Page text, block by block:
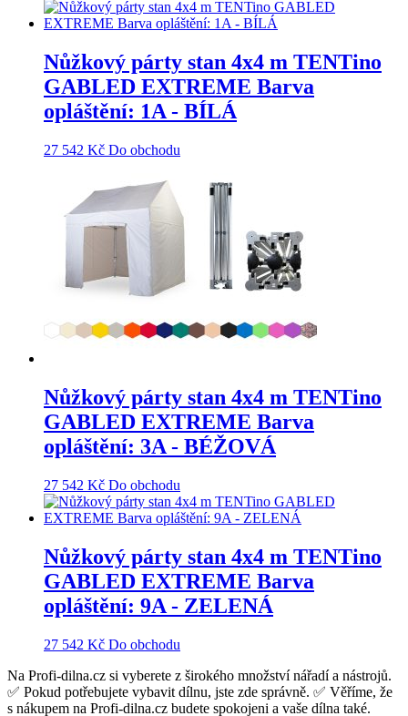
Nůžkový párty stan 4x4 m TENTino
GABLED EXTREME Barva
opláštění: 1A - BÍLÁ
27 542 Kč Do obchodu
Nůžkový párty stan 4x4 m TENTino
GABLED EXTREME Barva
opláštění: 3A - BÉŽOVÁ
27 542 Kč Do obchodu
Nůžkový párty stan 4x4 m TENTino
GABLED EXTREME Barva
opláštění: 9A - ZELENÁ
27 542 Kč Do obchodu
Na Profi-dilna.cz si vyberete z širokého množství nářadí a nástrojů.
✅ Pokud potřebujete vybavit dílnu, jste zde správně. ✅ Věříme, že
s nákupem na Profi-dilna.cz budete spokojeni a vaše dílna také.